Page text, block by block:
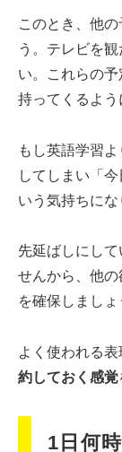
このとき、他
う。テレビを
い。これらの
持ってくるよう
もし英語学習
してしまい「
いう気持ちにな
先延ばしにし
せんから、他
を確保しましょ
よく使われる
約しておく感覚
1日何